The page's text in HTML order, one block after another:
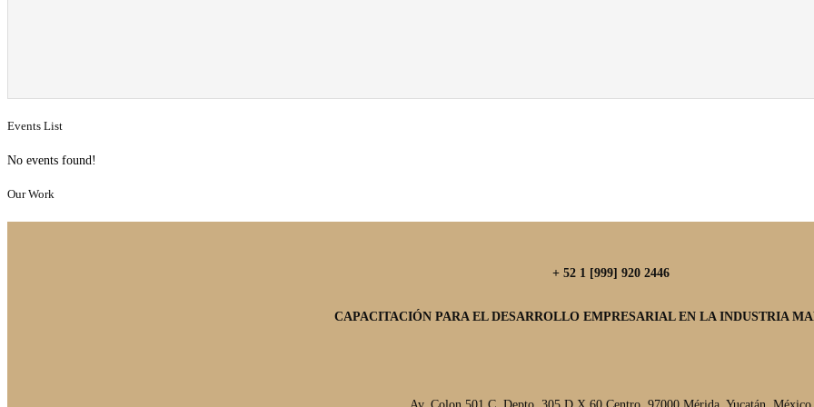
Events List
No events found!
Our Work
+ 52 1 [999] 920 2446
CAPACITACIÓN PARA EL DESARROLLO EMPRESARIAL EN LA INDUSTRIA